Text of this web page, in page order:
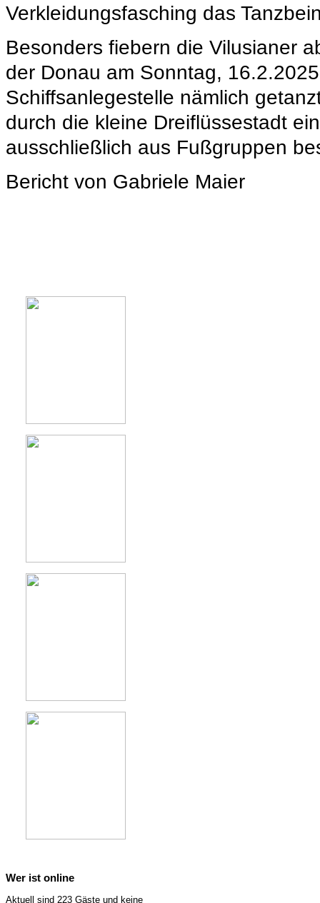
Verkleidungsfasching das
Besonders fiebern die Vilusianer
der Donau am Sonntag,
Schiffsanlegestelle nämlich
durch die kleine Dreiflüssestadt
ausschließlich aus Fußgruppen
Bericht von Gabriele Maier
Wer ist online
Aktuell sind 223 Gäste und keine